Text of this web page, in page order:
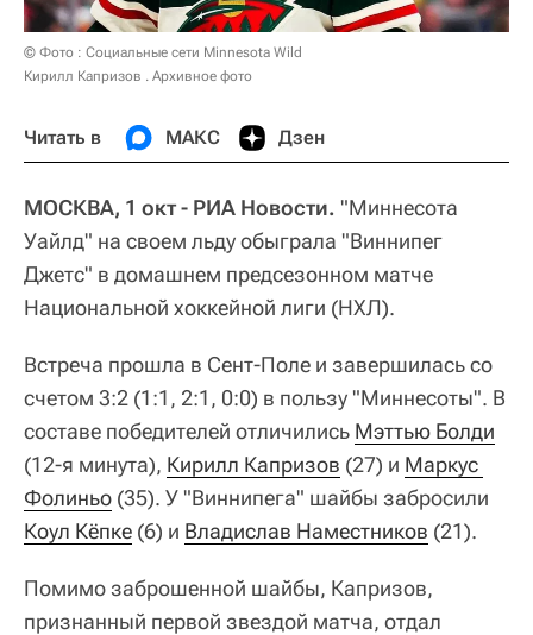
© Фото : Социальные сети Minnesota Wild
Кирилл Капризов . Архивное фото
Читать в МАКС Дзен
МОСКВА, 1 окт - РИА Новости. "Миннесота
Уайлд" на своем льду обыграла "Виннипег
Джетс" в домашнем предсезонном матче
Национальной хоккейной лиги (НХЛ).
Встреча прошла в Сент-Поле и завершилась со
счетом 3:2 (1:1, 2:1, 0:0) в пользу "Миннесоты". В
составе победителей отличились Мэттью Болди
(12-я минута), Кирилл Капризов (27) и Маркус
Фолиньо (35). У "Виннипега" шайбы забросили
Коул Кёпке (6) и Владислав Наместников (21).
Помимо заброшенной шайбы, Капризов,
признанный первой звездой матча, отдал